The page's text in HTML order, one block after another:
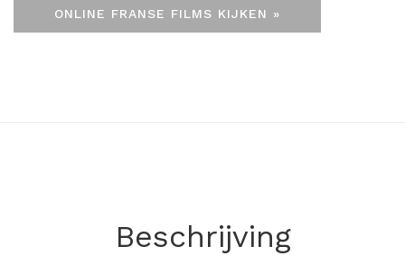
ONLINE FRANSE FILMS KIJKEN »
Beschrijving